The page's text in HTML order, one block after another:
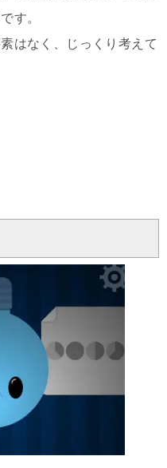
す。
はなく、じっくり考えて